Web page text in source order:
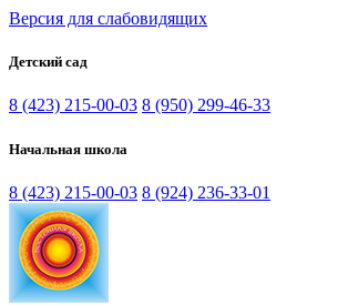
Версия для слабовидящих
Детский сад
8 (423) 215-00-03 8 (950) 299-46-33
Начальная школа
8 (423) 215-00-03 8 (924) 236-33-01